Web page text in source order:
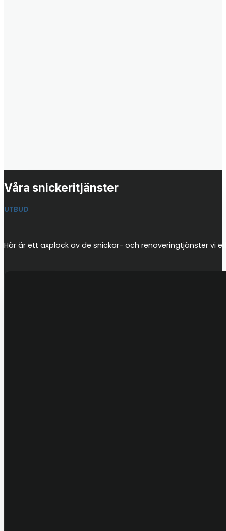
Våra snickeritjänster
UTBUD
Här är ett axplock av de snickar- och renoveringtjänster vi